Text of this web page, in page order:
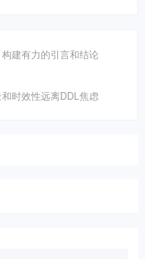
建有力的引言和结论
时效性远离DDL焦虑